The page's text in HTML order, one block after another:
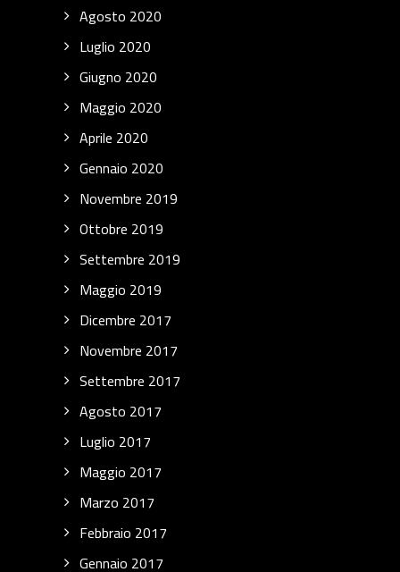
Agosto 2020
Luglio 2020
Giugno 2020
Maggio 2020
Aprile 2020
Gennaio 2020
Novembre 2019
Ottobre 2019
Settembre 2019
Maggio 2019
Dicembre 2017
Novembre 2017
Settembre 2017
Agosto 2017
Luglio 2017
Maggio 2017
Marzo 2017
Febbraio 2017
Gennaio 2017